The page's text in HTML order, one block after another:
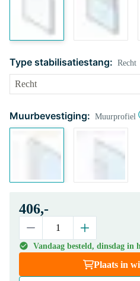
Type stabilisatiestang: Recht
Muurbevestiging: Muurprofiel
406,-
Vandaag besteld, dinsdag in
Plaats in